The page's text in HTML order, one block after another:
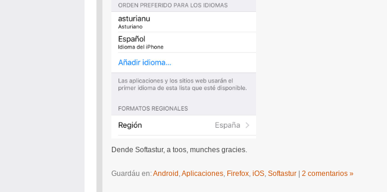
Dende Softastur, a toos, munches gracies.
Guardáu en:Android Aplicaciones Firefox iOS Softastur | 2 comentarios »